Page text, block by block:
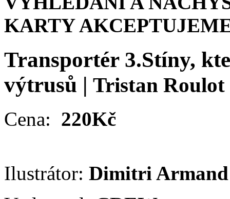
KARTY
Transportér 3.Stíny,
výtrusů | Tristan Roulot
Cena: 220Kč
Ilustrátor: Dimitri